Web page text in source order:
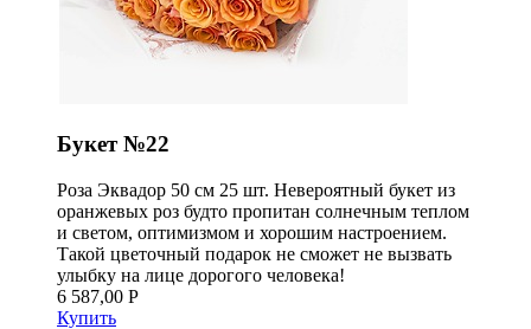
Букет №22
Роза Эквадор 50 см 25 шт. Невероятный букет из
оранжевых роз будто пропитан солнечным теплом
и светом, оптимизмом и хорошим настроением.
Такой цветочный подарок не сможет не вызвать
улыбку на лице дорогого человека!
6 587,00 Р
Купить